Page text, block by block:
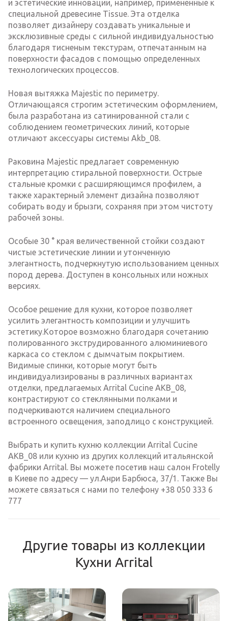
и эстетические инновации, например, примененные к
специальной древесине Tissue. Эта отделка
позволяет дизайнеру создавать уникальные и
эксклюзивные среды с сильной индивидуальностью
благодаря тисненым текстурам, отпечатанным на
поверхности фасадов с помощью определенных
технологических процессов.
Новая вытяжка Majestic по периметру.
Отличающаяся строгим эстетическим оформлением,
была разработана из сатинированной стали с
соблюдением геометрических линий, которые
отличают аксессуары системы Akb_08.
Раковина Majestic предлагает современную
интерпретацию стиральной поверхности. Острые
стальные кромки с расширяющимся профилем, а
также характерный элемент дизайна позволяют
собирать воду и брызги, сохраняя при этом чистоту
рабочей зоны.
Особые 30 ° края величественной стойки создают
чистые эстетические линии и утонченную
элегантность, подчеркнутую использованием ценных
пород дерева. Доступен в консольных или ножных
версиях.
Особое решение для кухни, которое позволяет
усилить элегантность композиции и улучшить
эстетику.Которое возможно благодаря сочетанию
полированного экструдированного алюминиевого
каркаса со стеклом с дымчатым покрытием.
Видимые спинки, которые могут быть
индивидуализированы в различных вариантах
отделки, предлагаемых Arrital Cucine AKB_08,
контрастируют со стеклянными полками и
подчеркиваются наличием специального
встроенного освещения, заподлицо с конструкцией.
Выбрать и купить кухню коллекции Arrital Cucine
AKB_08 или кухню из других коллекций итальянской
фабрики Arrital. Вы можете посетив наш салон Frotelly
в Киеве по адресу — ул.Анри Барбюса, 37/1. Также Вы
можете связаться с нами по телефону +38 050 333 6
777
Другие товары из коллекции
Кухни Arrital